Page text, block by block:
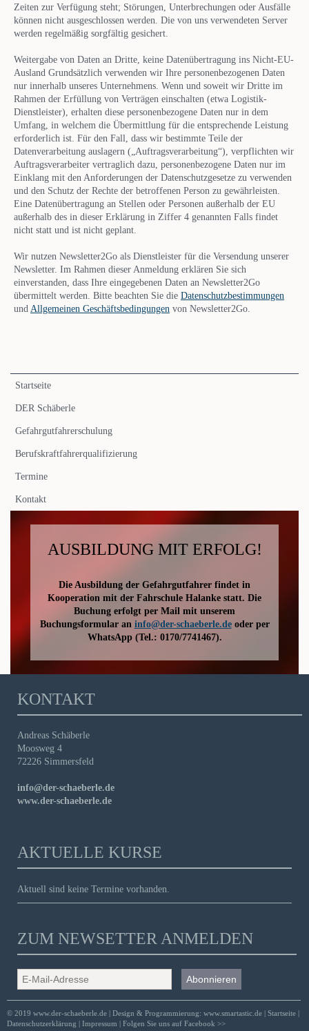
Zeiten zur Verfügung steht; Störungen, Unterbrechungen oder Ausfälle
können nicht ausgeschlossen werden. Die von uns verwendeten Server
werden regelmäßig sorgfältig gesichert.
Weitergabe von Daten an Dritte, keine Datenübertragung ins Nicht-EU-
Ausland Grundsätzlich verwenden wir Ihre personenbezogenen Daten
nur innerhalb unseres Unternehmens. Wenn und soweit wir Dritte im
Rahmen der Erfüllung von Verträgen einschalten (etwa Logistik-
Dienstleister), erhalten diese personenbezogene Daten nur in dem
Umfang, in welchem die Übermittlung für die entsprechende Leistung
erforderlich ist. Für den Fall, dass wir bestimmte Teile der
Datenverarbeitung auslagern („Auftragsverarbeitung“), verpflichten wir
Auftragsverarbeiter vertraglich dazu, personenbezogene Daten nur im
Einklang mit den Anforderungen der Datenschutzgesetze zu verwenden
und den Schutz der Rechte der betroffenen Person zu gewährleisten.
Eine Datenübertragung an Stellen oder Personen außerhalb der EU
außerhalb des in dieser Erklärung in Ziffer 4 genannten Falls findet
nicht statt und ist nicht geplant.
Wir nutzen Newsletter2Go als Dienstleister für die Versendung unserer
Newsletter. Im Rahmen dieser Anmeldung erklären Sie sich
einverstanden, dass Ihre eingegebenen Daten an Newsletter2Go
übermittelt werden. Bitte beachten Sie die Datenschutzbestimmungen
und Allgemeinen Geschäftsbedingungen von Newsletter2Go.
Navigation
Startseite
DER Schäberle
Gefahrgutfahrerschulung
Berufskraftfahrerqualifizierung
Termine
Kontakt
AUSBILDUNG MIT ERFOLG!
Die Ausbildung der Gefahrgutfahrer findet in
Kooperation mit der Fahrschule Halanke statt. Die
Buchung erfolgt per Mail mit unserem
Buchungsformular an info@der-schaeberle.deoder per
WhatsApp (Tel.: 0170/7741467).
KONTAKT
Andreas Schäberle
Moosweg 4
72226 Simmersfeld
info@der-schaeberle.de
www.der-schaeberle.de
AKTUELLE KURSE
Aktuell sind keine Termine vorhanden.
ZUM NEWSETTER ANMELDEN
E-
Mail-
© 2019 www.der-schaeberle.de | Design & Programmierung: www.smartastic.de | Startseite |
Datenschutzerklärung | Impressum | Folgen Sie uns auf Facebook >>